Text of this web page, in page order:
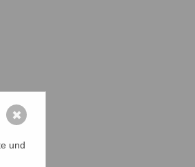
und
✖